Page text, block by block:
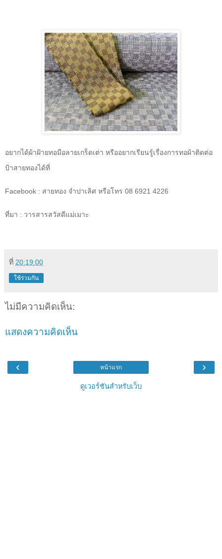
อยากได้ผ้าฝ้ายทอมือลายเกร็ดเต่า หรืออยากเรียนรู้เรื่องการทอผ้าติดต่อ
ป้าสายทองได้ที่
Facebook : สายทอง จำปาเลิศ หรือโทร 08 6921 4226
ที่มา : วารสารสวัสดีแม่เมาะ
ที่ 20:19:00
ใช้ร่วมกัน
ไม่มีความคิดเห็น:
แสดงความคิดเห็น
‹ ›
หน้าแรก
ดูเวอร์ชันสำหรับเว็บ